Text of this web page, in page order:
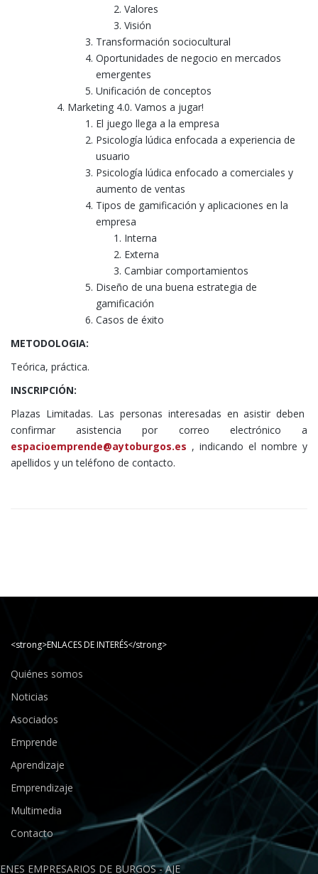
Valores
Visión
Transformación sociocultural
Oportunidades de negocio en mercados
emergentes
Unificación de conceptos
Marketing 4.0. Vamos a jugar!
El juego llega a la empresa
Psicología lúdica enfocada a experiencia de
usuario
Psicología lúdica enfocado a comerciales y
aumento de ventas
Tipos de gamificación y aplicaciones en la
empresa
Interna
Externa
Cambiar comportamientos
Diseño de una buena estrategia de
gamificación
Casos de éxito
METODOLOGIA:
Teórica, práctica.
INSCRIPCIÓN:
Plazas Limitadas. Las personas interesadas en asistir deben
confirmar asistencia por correo electrónico a
espacioemprende@aytoburgos.es , indicando el nombre y
apellidos y un teléfono de contacto.
<strong>ENLACES DE INTERÉS</strong>
Quiénes somos
Noticias
Asociados
Emprende
Aprendizaje
Emprendizaje
Multimedia
Contacto
EMPRESARIOS DE BURGOS - AJE